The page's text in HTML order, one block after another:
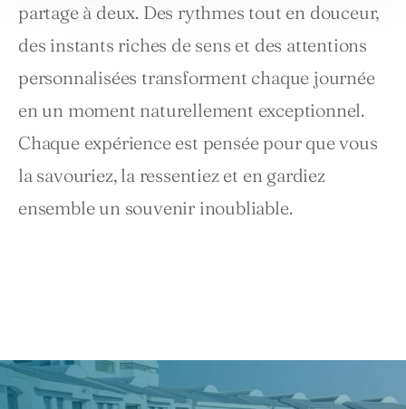
partage à deux. Des rythmes tout en douceur,
des instants riches de sens et des attentions
personnalisées transforment chaque journée
en un moment naturellement exceptionnel.
Chaque expérience est pensée pour que vous
la savouriez, la ressentiez et en gardiez
ensemble un souvenir inoubliable.